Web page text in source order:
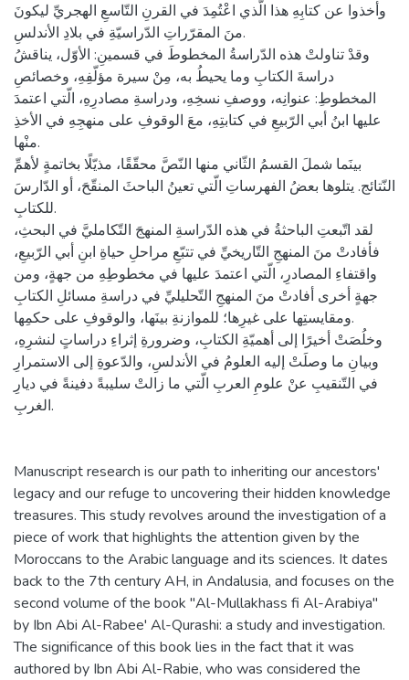
وأخذوا عن كتابِهِ هذا الّذي اعْتُمِدَ في القرنِ التّاسعِ الهجريِّ ليكونَ
منَ المقرّراتِ الدّراسيّةِ في بلادِ الأندلسِ.
وقدْ تناولتْ هذه الدّراسةُ المخطوطَ في قسمينِ: الأوّل، يناقشُ
دراسةَ الكتابِ وما يحيطُ به، مِنْ سيرة مؤلّفِهِ، وخصائصِ
المخطوطِ: عنوانِه، ووصفِ نسخِهِ، ودراسةِ مصادرِهِ، الّتي اعتمدَ
عليها ابنُ أبي الرّبيعِ في كتابتِهِ، معَ الوقوفِ على منهجِهِ في الأخذِ
منْها.
بينَما شملَ القسمُ الثّاني منها النّصَّ محقّقًا، مذيّلًا بخاتمةٍ لأهمِّ
النّتائج. يتلوها بعضُ الفهرساتِ الّتي تعينُ الباحثَ المنقّحَ، أو الدّارسَ
للكتابِ.
لقد اتّبعتِ الباحثةُ في هذه الدّراسةِ المنهجَ التّكامليَّ في البحثِ،
فأفادتْ منَ المنهجِ التّاريخيِّ في تتبّعِ مراحلِ حياةِ ابنِ أبي الرّبيعِ،
واقتفاءِ المصادرِ، الّتي اعتمدَ عليها في مخطوطِهِ من جهةٍ، ومن
جهةٍ أخرى أفادتْ منَ المنهجِ التّحليليِّ في دراسةِ مسائلِ الكتابِ
ومقايستِها على غيرِها؛ للموازنةِ بينَها، والوقوفِ على حكمِها.
وخلُصَتْ أخيرًا إلى أهميّةِ الكتابِ، وضرورةِ إثراءِ دراساتٍ لنشرِهِ،
وبيانِ ما وصلَتْ إليه العلومُ في الأندلسِ، والدّعوةِ إلى الاستمرارِ
في التّنقيبِ عنْ علومِ العربِ الّتي ما زالتْ سليبةً دفينةً في ديارِ
الغربِ.
Manuscript research is our path to inheriting our ancestors'
legacy and our refuge to uncovering their hidden knowledge
treasures. This study revolves around the investigation of a
piece of work that highlights the attention given by the
Moroccans to the Arabic language and its sciences. It dates
back to the 7th century AH, in Andalusia, and focuses on the
second volume of the book "Al-Mullakhass fi Al-Arabiya"
by Ibn Abi Al-Rabee' Al-Qurashi: a study and investigation.
The significance of this book lies in the fact that it was
authored by Ibn Abi Al-Rabie, who was considered the